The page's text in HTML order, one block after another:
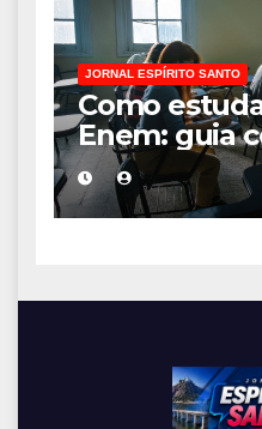
JORNAL ESPÍRITO SANTO
Como
Enem: guia
conquistar a
universidade